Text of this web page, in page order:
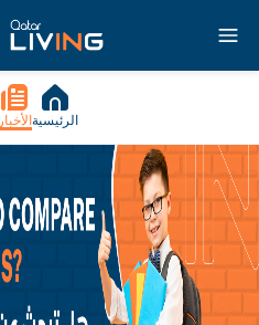
الرئيسية الأخبار